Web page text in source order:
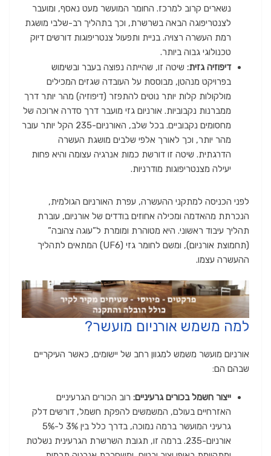
נשארים קרוב למרכז. החומר המועשר מעט נאסף, ומועבר
לצנטריפוגה הבאה בשרשרת, וכך בתהליך רב-שלבי מושגת
רמת העשרה רצויה. בניית ותפעול צנטריפוגות דורשים דיוק
טכנולוגי גבוה ביותר.
דיפוזיה גזית: שיטה זו, שהייתה נפוצה בעבר ובשימוש
בפרויקט מנהטן, מבוססת על העובדה שגזים המכילים
מולקולות קלות יותר נוטים להתפזר (דיפוזיה) מהר יותר דרך
ממברנות נקבוביות. אורניום גזי מועבר דרך סדרה ארוכה של
מחסומים נקבוביים. בכל שלב, האורניום-235 הקל יותר עובר
מהר יותר, וכך לאורך אלפי שלבים מושגת העשרה
הדרגתית. שיטה זו דורשת כמות אנרגיה עצומה והיא פחות
יעילה מצנטריפוגות מודרניות.
לפני הכניסה למתקני ההעשרה, עפרת האורניום הגולמית,
הנכרתת מהאדמה ומכילה אחוזים בודדים של אורניום, עוברת
תהליך עיבוד ראשוני. היא מטוהרת ומומרת ל”עוגה צהובה”
(תחמוצת אורניום), ומשם לחומר גזי (UF6) המתאים לתהליך
ההעשרה עצמו.
למה משמש אורניום מועשר?
אורניום מועשר משמש למגוון רחב של יישומים, כאשר העיקריים
שבהם הם:
ייצור חשמל בכורים גרעיניים: רוב הכורים הגרעיניים
האזרחיים בעולם, המשמשים להפקת חשמל, דורשים דלק
גרעיני המועשר ברמה נמוכה, בדרך כלל בין 3% ל-5%
אורניום-235. ברמה זו, תגובת השרשרת הגרעינית נשלטת